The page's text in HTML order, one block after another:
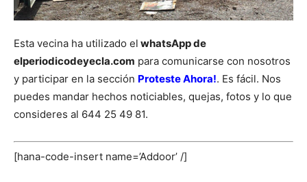
Esta vecina ha utilizado el whatsApp de
elperiodicodeyecla.com para comunicarse con nosotros
y participar en la sección Proteste Ahora!. Es fácil. Nos
puedes mandar hechos noticiables, quejas, fotos y lo que
consideres al 644 25 49 81.
[hana-code-insert name=’Addoor’ /]